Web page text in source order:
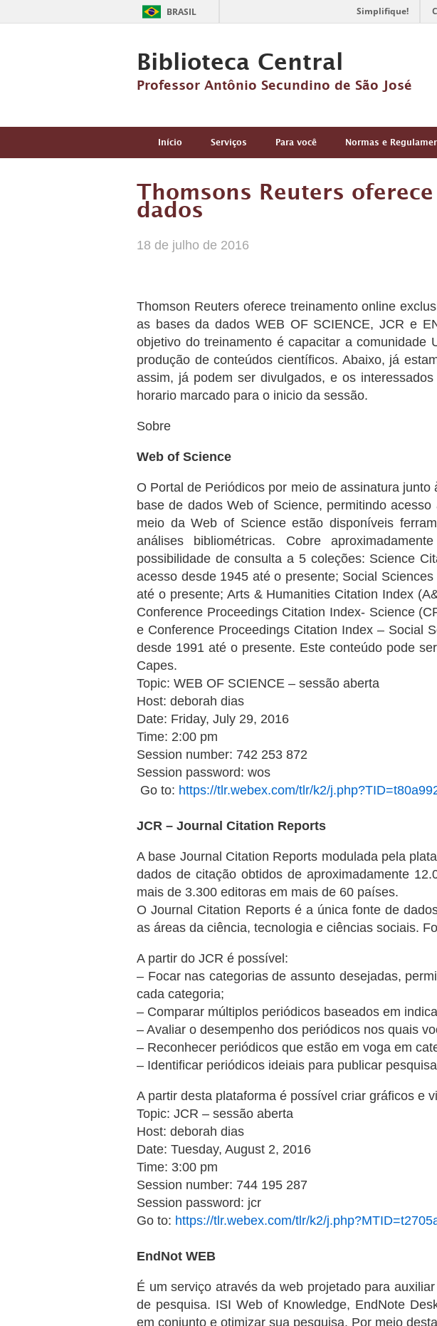
BRASIL Simplifique!
Biblioteca Central
Professor Antônio Secundino de São José
Início Serviços Para você Normas e
Thomsons Reuters
dados
18 de julho de 2016
Thomson Reuters oferece treinamento online
as bases da dados WEB OF SCIENCE, JCR e
objetivo do treinamento é capacitar a
produção de conteúdos científicos. Abaixo, já
assim, já podem ser divulgados, e os
horario marcado para o inicio da sessão.
Sobre
Web of Science
O Portal de Periódicos por meio de assinatura
base de dados Web of Science, permitindo
meio da Web of Science estão disponíveis
análises bibliométricas. Cobre
possibilidade de consulta a 5 coleções: Science
acesso desde 1945 até o presente; Social
até o presente; Arts & Humanities Citation Index
Conference Proceedings Citation Index- Science
e Conference Proceedings Citation Index – Social
desde 1991 até o presente. Este conteúdo pode
Capes.
Topic: WEB OF SCIENCE – sessão aberta
Host: deborah dias
Date: Friday, July 29, 2016
Time: 2:00 pm
Session number: 742 253 872
Session password: wos
Go to: https://tlr.webex.com/tlr/k2/
JCR – Journal Citation Reports
A base Journal Citation Reports modulada pela
dados de citação obtidos de aproximadamente
mais de 3.300 editoras em mais de 60 países.
O Journal Citation Reports é a única fonte de
as áreas da ciência, tecnologia e ciências sociais.
A partir do JCR é possível:
– Focar nas categorias de assunto desejadas,
cada categoria;
– Comparar múltiplos periódicos baseados em
– Avaliar o desempenho dos periódicos nos quais
– Reconhecer periódicos que estão em voga em
– Identificar periódicos ideiais para publicar
A partir desta plataforma é possível criar gráficos e
Topic: JCR – sessão aberta
Host: deborah dias
Date: Tuesday, August 2, 2016
Time: 3:00 pm
Session number: 744 195 287
Session password: jcr
Go to: https://tlr.webex.com/tlr/k2/
EndNot WEB
É um serviço através da web projetado para
de pesquisa. ISI Web of Knowledge, EndNote
em conjunto e otimizar sua pesquisa. Por meio